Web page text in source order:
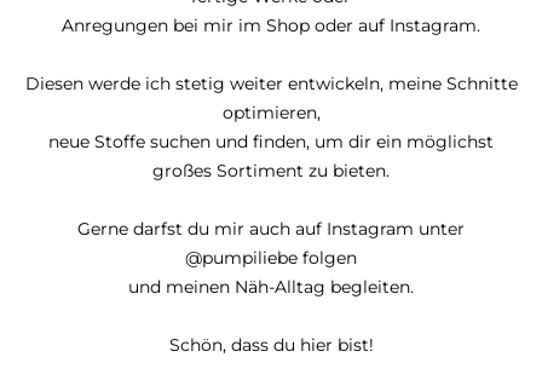
Anregungen bei mir im Shop oder auf Instagram.
Diesen werde ich stetig weiter entwickeln, meine Schnitte
optimieren,
neue Stoffe suchen und finden, um dir ein möglichst
großes Sortiment zu bieten.
Gerne darfst du mir auch auf Instagram unter
@pumpiliebe folgen
und meinen Näh-Alltag begleiten.
Schön, dass du hier bist!